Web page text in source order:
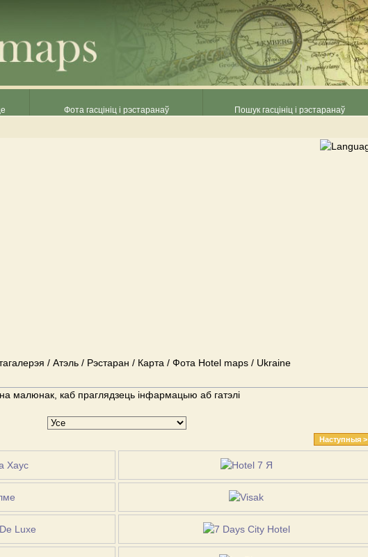
Фота гасцініц і рэстаранаў Пошук гасцініц і рэстаранаў
/ Атэль / Рэстаран / Карта / Фота Hotel maps / Ukraine
малюнак, каб праглядзець інфармацыю аб гатэлі
Наступныя >